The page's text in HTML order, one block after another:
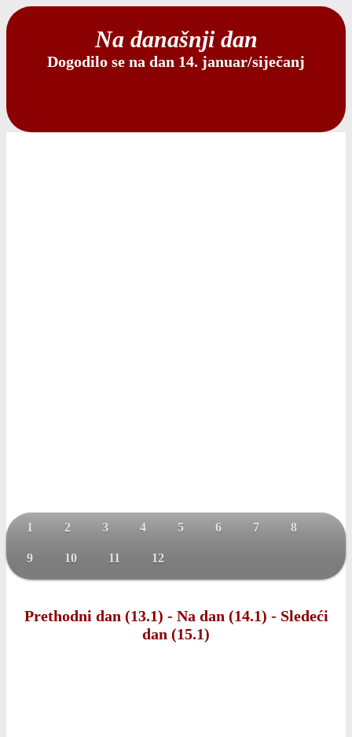
Na današnji dan
Dogodilo se na dan 14. januar/siječanj
1 2 3 4 5 6 7 8
9 10 11 12
Prethodni dan (13.1) - Na dan (14.1) - Sledeći
dan (15.1)